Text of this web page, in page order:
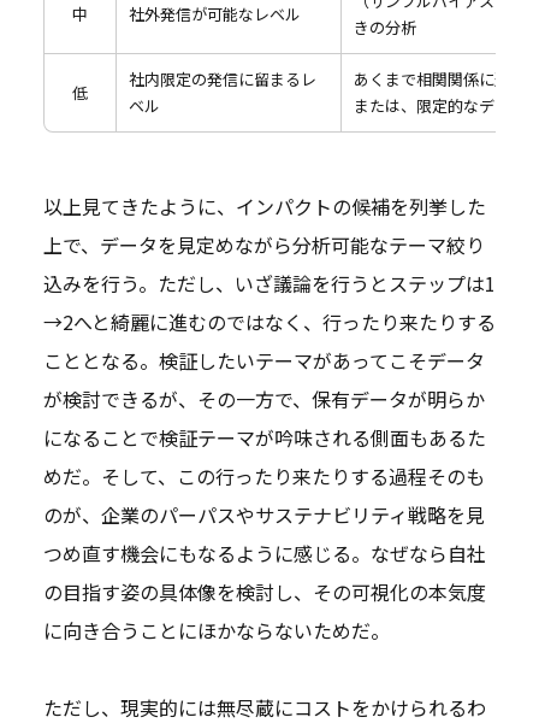
中 社外発信が可能なレベル
きの分析
低
社内限定の発信に留まるレ
ベル
あくまで相関関係に過ぎ
または、限定的なデータ
以上見てきたように、インパクトの候補を列挙した
上で、データを見定めながら分析可能なテーマ絞り
込みを行う。ただし、いざ議論を行うとステップは1
→2へと綺麗に進むのではなく、行ったり来たりする
こととなる。検証したいテーマがあってこそデータ
が検討できるが、その一方で、保有データが明らか
になることで検証テーマが吟味される側面もあるた
めだ。そして、この行ったり来たりする過程そのも
のが、企業のパーパスやサステナビリティ戦略を見
つめ直す機会にもなるように感じる。なぜなら自社
の目指す姿の具体像を検討し、その可視化の本気度
に向き合うことにほかならないためだ。
ただし、現実的には無尽蔵にコストをかけられるわ